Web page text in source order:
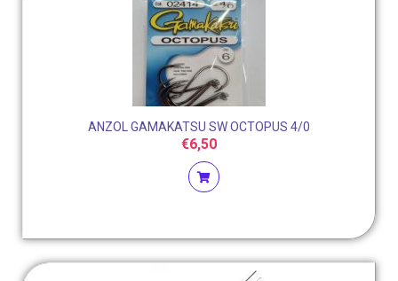
ANZOL GAMAKATSU SW OCTOPUS 4/0
€6,50